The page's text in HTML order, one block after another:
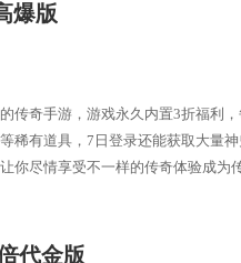
爆版
传奇手游，游戏永久内置3折福利
稀有道具，7日登录还能获取大量
你尽情享受不一样的传奇体验成为
代金版